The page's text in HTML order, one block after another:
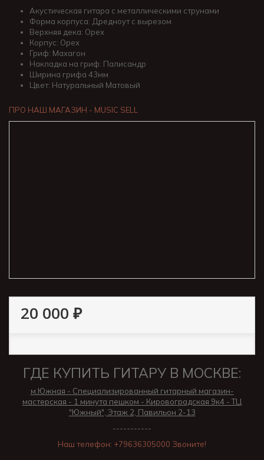
Акустическая гитара с металлическими струнами
Форма корпуса: Дредноут с вырезом
Верхняя дека: Орех
Корпус: Орех
Гриф: Махагон
Накладка на гриф: Палисандр
Ширина грифа 43мм
Цвет: Натуральный Матовый
ПРО НАШ МАГАЗИН - MUSIC SELL
20 000 ₽
ГДЕ КУПИТЬ ГИТАРУ В МОСКВЕ:
м.Южная - Специализированный гитарный магазин-
мастерская - 1 минута пешком - Кировоградская 9к4 - ТЦ
"Южный", Этаж 2, Павильон 2-13
-----------
Наш телефон: +79636305000 Звоните!